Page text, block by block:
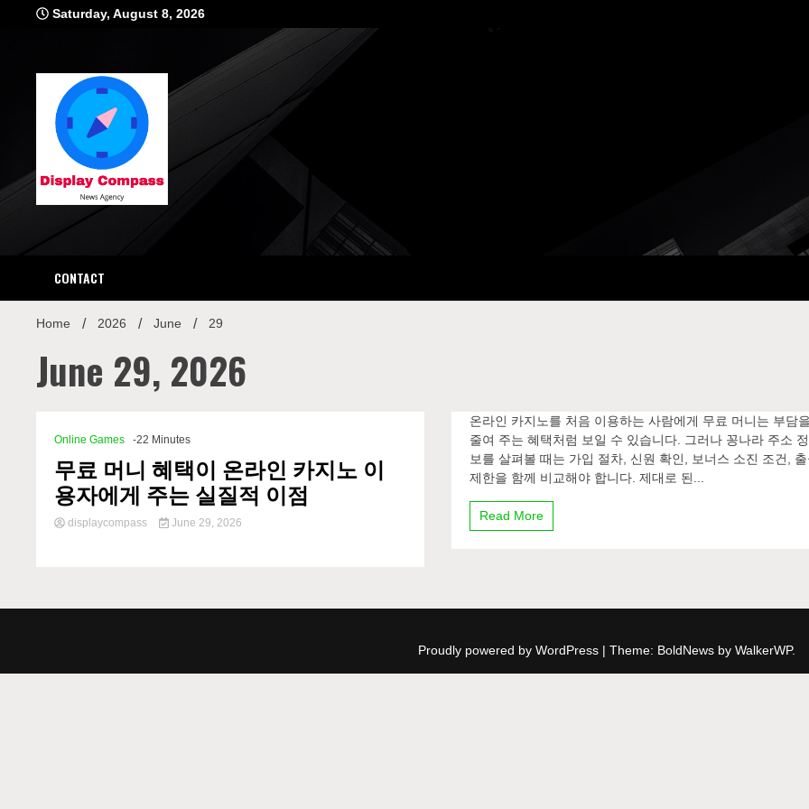
Saturday, August 8, 2026
Display
CONTACT
Home 2026 June 29
June 29, 2026
Online Games -22 Minutes
무료 머니 혜택이 온라인 카지노 이
용자에게 주는 실질적 이점
displaycompass June 29, 2026
온라인 카지노를 처음 이용하는 사람에게 무료 머니는 부담
줄여 주는 혜택처럼 보일 수 있습니다. 그러나 꽁나라 주소 정
보를 살펴볼 때는 가입 절차, 신원 확인, 보너스 소진 조건,
제한을 함께 비교해야 합니다. 제대로 된...
Read More
Proudly powered by WordPress | Theme: BoldNews by WalkerWP.